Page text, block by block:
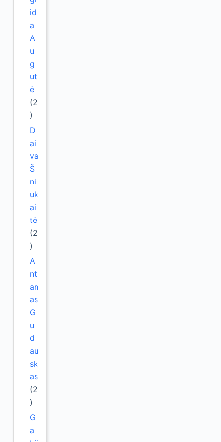
id
a
A
u
g
ut
ė
(2
)
D
ai
va
Š
ni
uk
ai
tė
(2
)
A
nt
an
as
G
u
d
au
sk
as
(2
)
G
a